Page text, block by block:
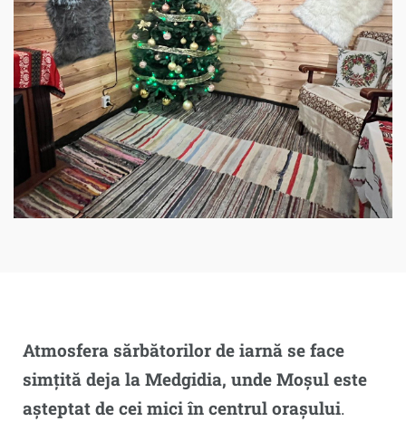
Atmosfera sărbătorilor de iarnă se face
simțită deja la Medgidia, unde Moșul este
așteptat de cei mici în centrul orașului.